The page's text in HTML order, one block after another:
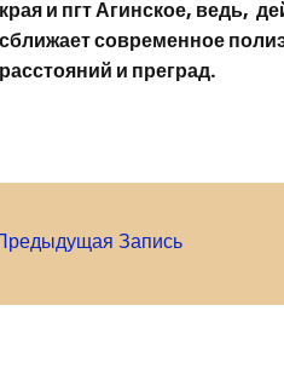
края и пгт Агинское, ведь,
сближает современное
расстояний и преград.
Запись